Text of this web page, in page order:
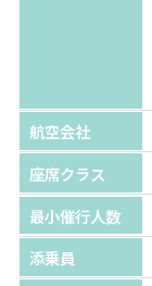
航空会社
座席クラス
最小催行人数
添乗員